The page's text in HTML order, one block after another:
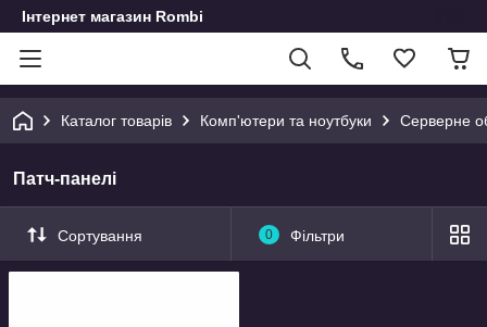
Інтернет магазин Rombi
Каталог товарів Комп'ютери та ноутбуки Серверне
Патч-панелі
Сортування 0 Фільтри